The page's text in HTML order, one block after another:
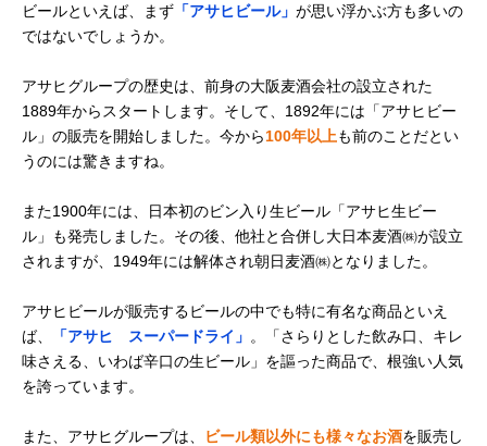
ビールといえば、まず 「アサヒビール」 が思い浮かぶ方も多いの
ではないでしょうか。
アサヒグループの歴史は、前身の大阪麦酒会社の設立された
1889年からスタートします。そして、1892年には「アサヒビー
ル」の販売を開始しました。今から100年以上も前のことだとい
うのには驚きますね。
また1900年には、日本初のビン入り生ビール「アサヒ生ビー
ル」も発売しました。その後、他社と合併し大日本麦酒㈱が設立
されますが、1949年には解体され朝日麦酒㈱となりました。
アサヒビールが販売するビールの中でも特に有名な商品といえ
ば、
「アサヒ スーパードライ」 。「さらりとした飲み口、キレ
味さえる、いわば辛口の生ビール」を謳った商品で、根強い人気
を誇っています。
また、アサヒグループは、 ビール類以外にも様々なお酒を販売し